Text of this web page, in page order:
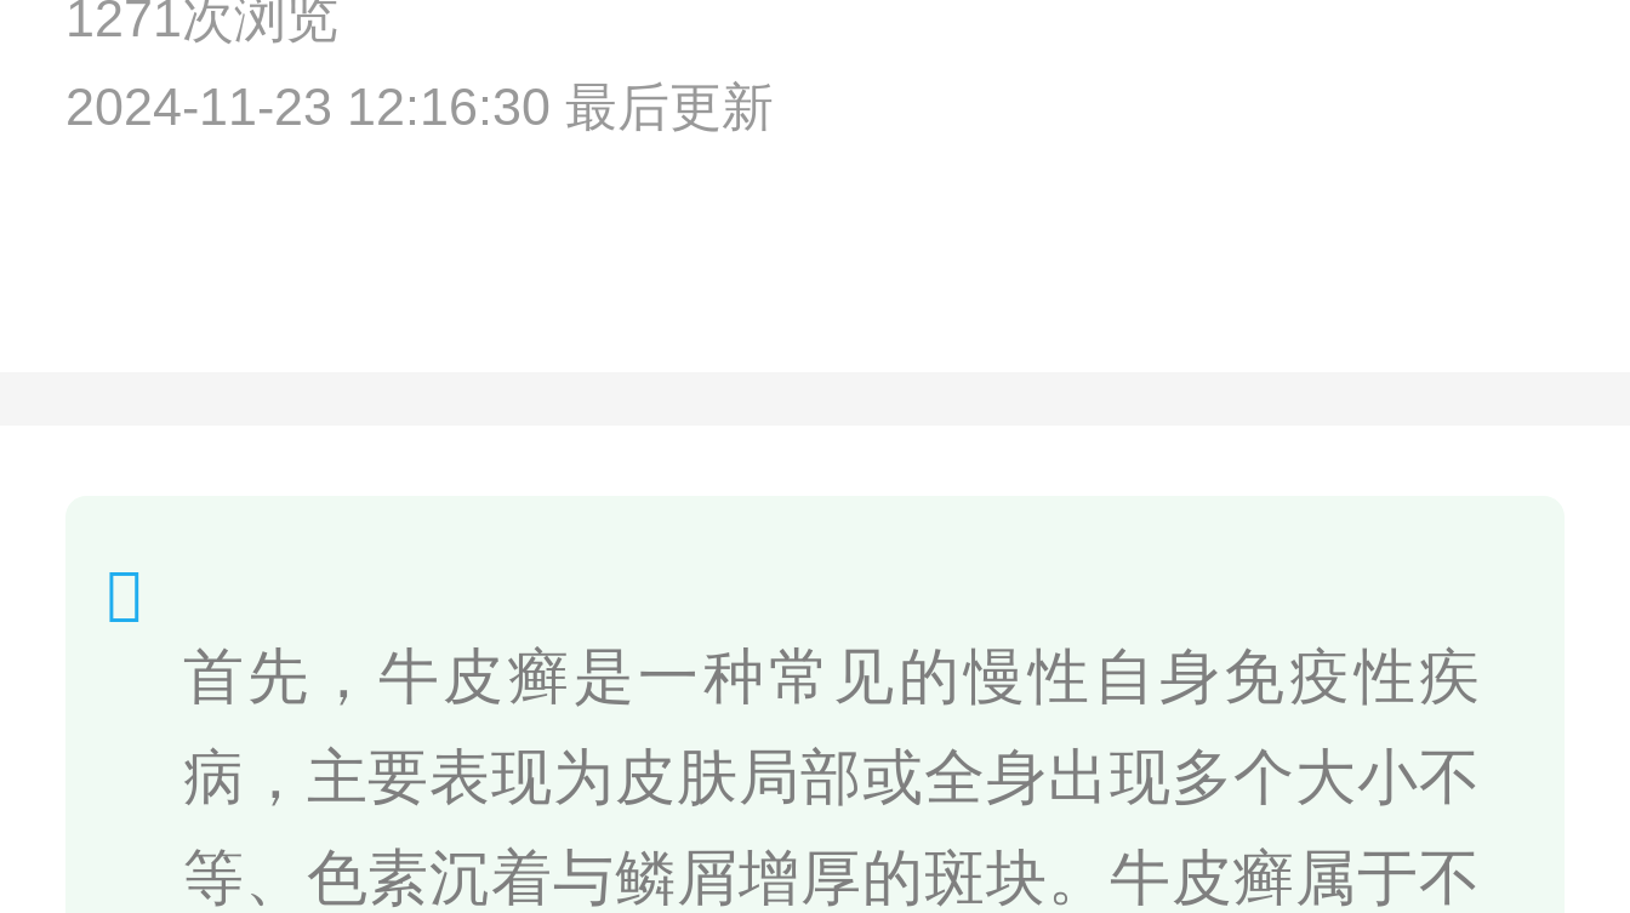
1271次浏览
2024-11-23 12:16:30 最后更新
首先，牛皮癣是一种常见的慢性自身免疫性疾
病，主要表现为皮肤局部或全身出现多个大小不
等、色素沉着与鳞屑增厚的斑块。牛皮癣属于不